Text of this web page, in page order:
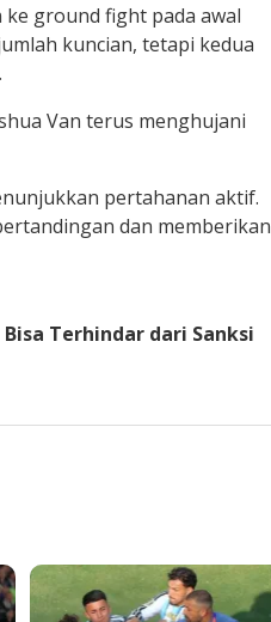
ground fight pada awal
kuncian, tetapi kedua
Van terus menghujani
pertahanan aktif.
dan memberikan
Terhindar dari Sanksi